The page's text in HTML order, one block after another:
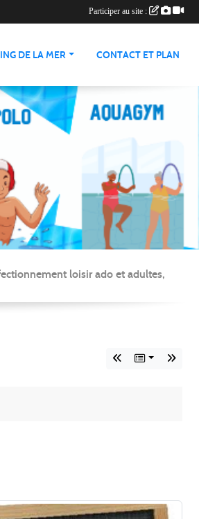
DE LA MER CONTACT ET PLAN
loisir ado et adultes,
Participer au site :